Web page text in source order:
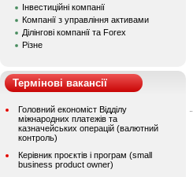
Інвестиційні компанії
Компанії з управління активами
Ділінгові компанії та Forex
Різне
Термінові вакансії
Головний економіст Відділу
міжнародних платежів та
казначейських операцій (валютний
контроль)
Керівник проєктів і програм (small
business product owner)